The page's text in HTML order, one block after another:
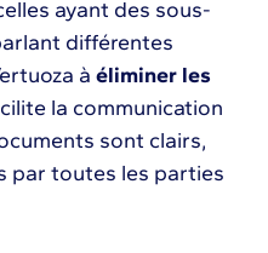
ayant des sous-
différentes
à éliminer les
la communication
sont clairs,
par toutes les parties